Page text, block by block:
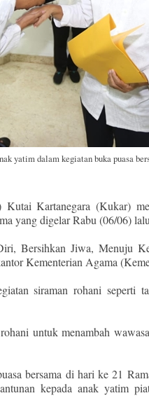
yatim dalam kegiatan buka puasa
Kartanegara (Kukar)
yang digelar Rabu (06/06)
Bersihkan Jiwa, Menuju
Kementerian Agama
siraman rohani seperti
untuk menambah
bersama di hari ke 21
kepada anak yatim